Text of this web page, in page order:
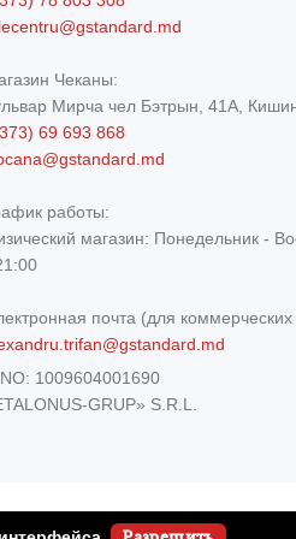
Чеканы:
Мирча чел Бэтрын, 41A,
69 693 868
работы:
магазин: Понедельник -
почта (для
1009604001690
GRUP» S.R.L.